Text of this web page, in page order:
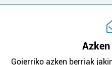
Goierriko azken berriak